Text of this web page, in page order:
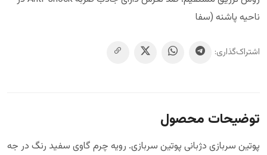
ناحیه پاشنه (سفا
اشتراک‌گذاری:
توضیحات محصول
پوتین سربازی دژبانی پوتین سربازی. رویه چرم گاوی سفید رنگ در جه